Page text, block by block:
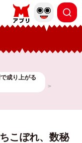
成り上がる
こぼれ、数秘